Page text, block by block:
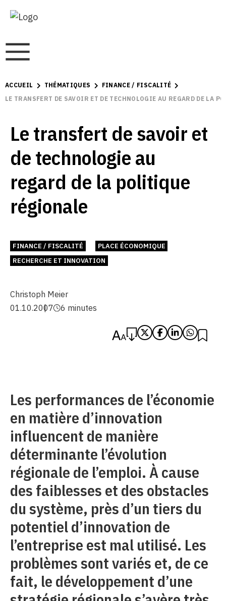
ACCUEIL THÉMATIQUES
FINANCE / FISCALITÉ
LE TRANSFERT DE SAVOIR ET DE TECHNOLOGIE AU REGARD DE LA
Le transfert de savoir et
de technologie au
regard de la politique
régionale
FINANCE / FISCALITÉ
PLACE ÉCONOMIQUE
RECHERCHE ET INNOVATION
Christoph Meier
01.10.2007
6 minutes
Les performances de l’économie
en matière d’innovation
influencent de manière
déterminante l’évolution
régionale de l’emploi. À cause
des faiblesses et des obstacles
du système, près d’un tiers du
potentiel d’innovation de
l’entreprise est mal utilisé. Les
problèmes sont variés et, de ce
fait, le développement d’une